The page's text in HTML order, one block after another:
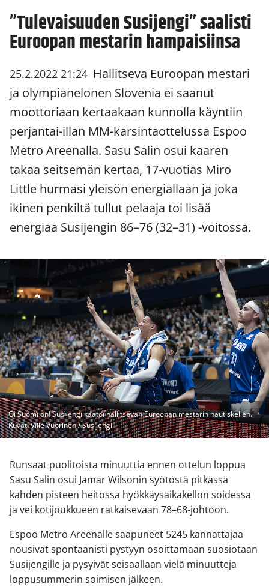
”Tulevaisuuden Susijengi” saalisti
Euroopan mestarin hampaisiinsa
25.2.2022 21:24 Hallitseva Euroopan mestari
ja olympianelonen Slovenia ei saanut
moottoriaan kertaakaan kunnolla käyntiin
perjantai-illan MM-karsintaottelussa Espoo
Metro Areenalla. Sasu Salin osui kaaren
takaa seitsemän kertaa, 17-vuotias Miro
Little hurmasi yleisön energiallaan ja joka
ikinen penkiltä tullut pelaaja toi lisää
energiaa Susijengin 86–76 (32–31) -voitossa.
Oi Suomi on! Susijengi kaatoi hallitsevan Euroopan mestarin nautiskellen.
Kuvat: Ville Vuorinen / Susijengi.
Runsaat puolitoista minuuttia ennen ottelun loppua
Sasu Salin osui Jamar Wilsonin syötöstä pitkässä
kahden pisteen heitossa hyökkäysaikakellon soidessa
ja vei kotijoukkueen ratkaisevaan 78–68-johtoon.
Espoo Metro Areenalle saapuneet 5245 kannattajaa
nousivat spontaanisti pystyyn osoittamaan suosiotaan
Susijengille ja pysyivät seisaallaan vielä minuutteja
loppusummerin soimisen jälkeen.